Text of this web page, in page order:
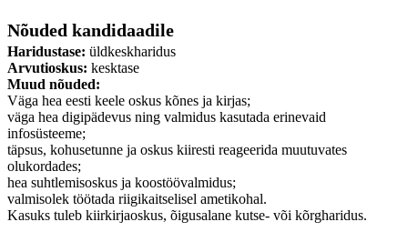
Nõuded kandidaadile
Haridustase: üldkeskharidus
Arvutioskus: kesktase
Muud nõuded:
Väga hea eesti keele oskus kõnes ja kirjas;
väga hea digipädevus ning valmidus kasutada erinevaid
infosüsteeme;
täpsus, kohusetunne ja oskus kiiresti reageerida muutuvates
olukordades;
hea suhtlemisoskus ja koostöövalmidus;
valmisolek töötada riigikaitselisel ametikohal.
Kasuks tuleb kiirkirjaoskus, õigusalane kutse- või kõrgharidus.